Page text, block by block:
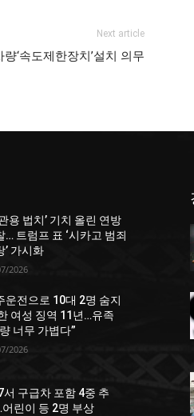
Next article
‘속도제한장치’설치 의무
용 법치’ 기치 올린 연방
… 트럼프 표 ‘시카고 범죄
’ 가시화
2026
운전으로 10대 2명 숨지
여성 징역 11년…유족
너무 가볍다”
2026
서 구급차 포함 4중 추
린이 등 2명 부상